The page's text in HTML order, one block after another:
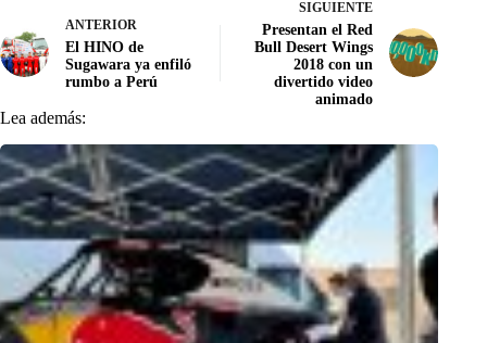
ANTERIOR
El HINO de
Sugawara ya enfiló
rumbo a Perú
SIGUIENTE
Presentan el Red
Bull Desert Wings
2018 con un
divertido video
animado
Lea además: